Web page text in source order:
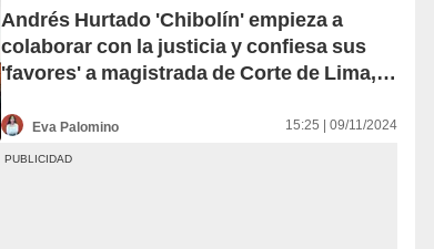
Andrés Hurtado 'Chibolín' empieza a
colaborar con la justicia y confiesa sus
'favores' a magistrada de Corte de Lima,
Eva Palomino 15:25 | 09/11/2024